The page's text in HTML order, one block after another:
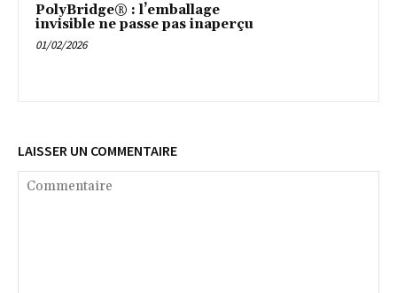
PolyBridge® : l’emballage
invisible ne passe pas inaperçu
01/02/2026
LAISSER UN COMMENTAIRE